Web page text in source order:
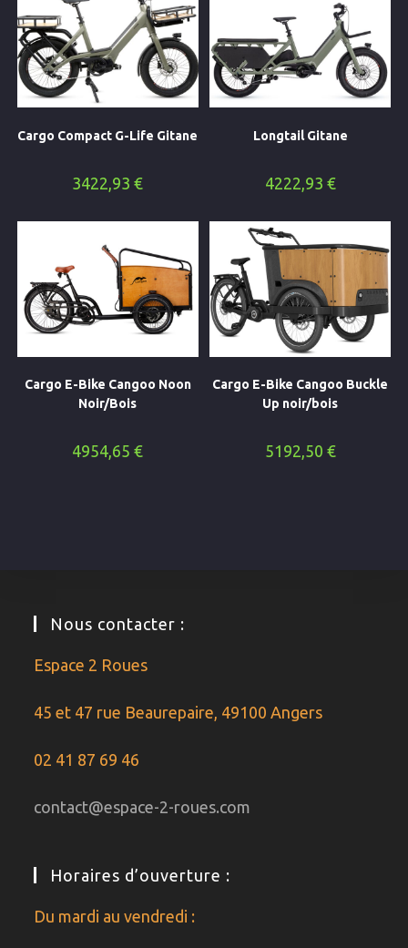
Cargo Compact G-Life Gitane
3422,93€
Longtail Gitane
4222,93 €
Cargo E-Bike Cangoo Noon
Noir/Bois
4954,65€
Cargo E-Bike Cangoo Buckle
Up noir/bois
5192,50 €
Nous contacter :
Espace 2 Roues
45 et 47 rue Beaurepaire, 49100 Angers
02 41 87 69 46
contact@espace-2-roues.com
Horaires d’ouverture :
Du mardi au vendredi :